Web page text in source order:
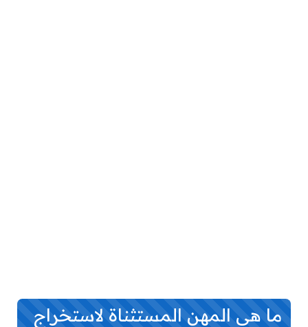
ما هي المهن المستثناة لاستخراج